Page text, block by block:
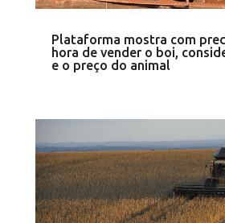
Plataforma mostra com
hora de vender o boi,
e o preço do animal